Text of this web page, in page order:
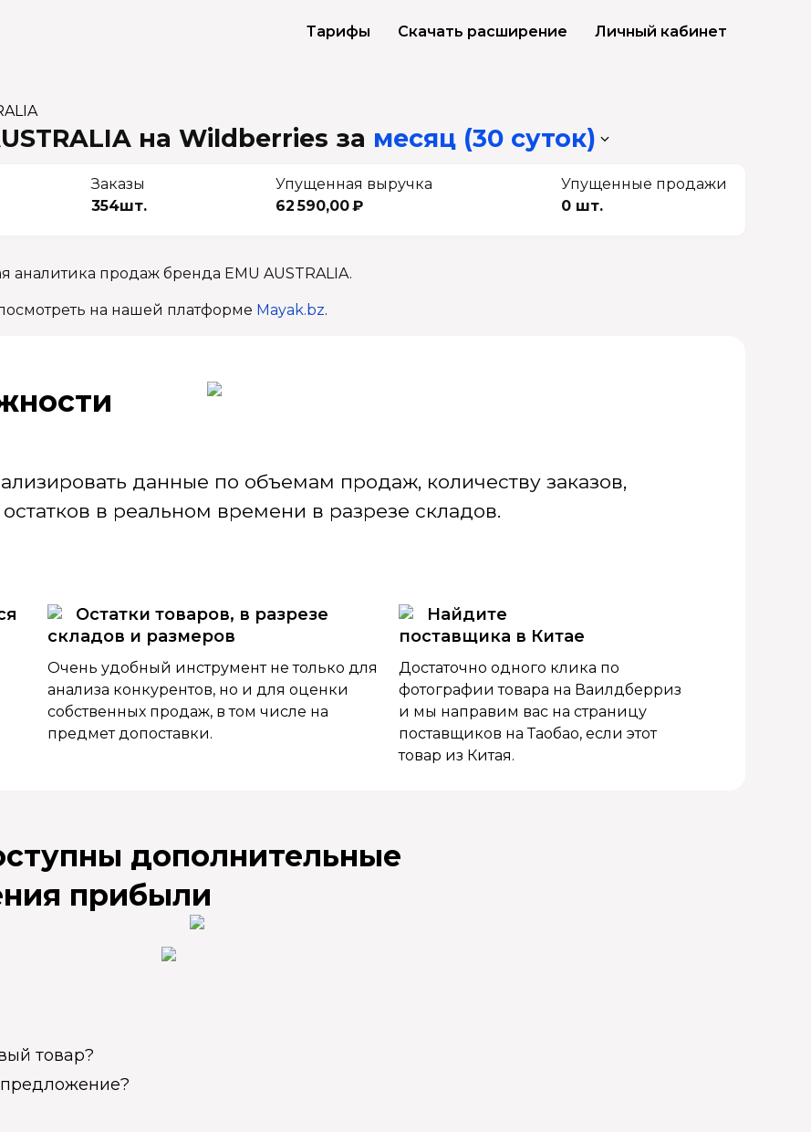
Тарифы Скачать расширение Личный кабинет
на Wildberries за месяц (30 суток)
Заказы
354шт.
Упущенная выручка
62 590,00 ₽
Упущенные продажи
0 шт.
аналитика продаж бренда EMU AUSTRALIA.
на нашей платформе Mayak.bz.
данные по объемам продаж, количеству заказов,
в реальном времени в разрезе складов.
Остатки товаров, в разрезе
складов и размеров
Очень удобный инструмент не только для
анализа конкурентов, но и для оценки
собственных продаж, в том числе на
предмет допоставки.
Найдите
поставщика в Китае
Достаточно одного клика по
фотографии товара на Ваилдберриз
и мы направим вас на страницу
поставщиков на Таобао, если этот
товар из Китая.
дополнительные
прибыли
товар?